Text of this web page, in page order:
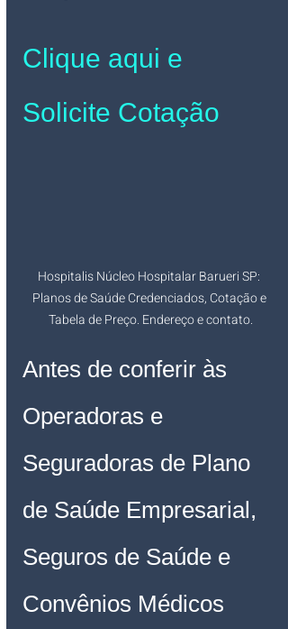
Clique aqui e
Solicite Cotação
Hospitalis Núcleo Hospitalar Barueri SP:
Planos de Saúde Credenciados, Cotação e
Tabela de Preço. Endereço e contato.
Antes de conferir às
Operadoras e
Seguradoras de Plano
de Saúde Empresarial,
Seguros de Saúde e
Convênios Médicos